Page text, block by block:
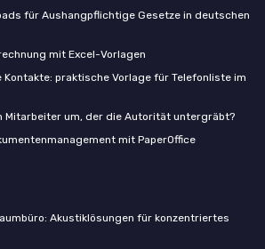
für Aushangpflichtige Gesetze in deutschen
mit Excel-Vorlagen
Kontakte: praktische Vorlage für Telefonliste im
Mitarbeiter um, der die Autorität untergräbt?
mit PaperOffice
Akustiklösungen für konzentriertes